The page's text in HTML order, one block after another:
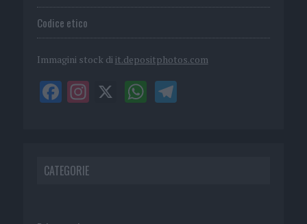
Codice etico
Immagini stock di it.depositphotos.com
CATEGORIE